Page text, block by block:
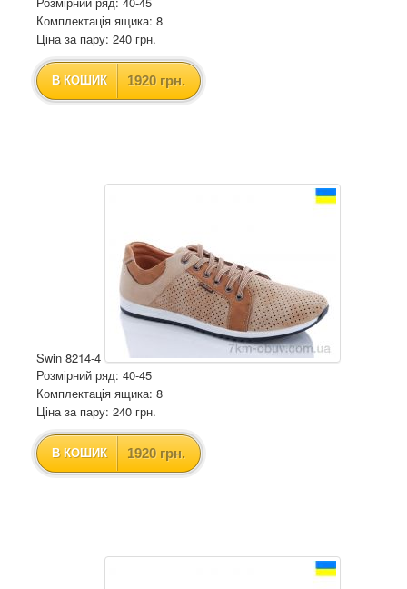
Комплектація ящика: 8
Ціна за пару: 240 грн.
В КОШИК 1920 грн.
Swin 8214-4
Розмірний ряд: 40-45
Комплектація ящика: 8
Ціна за пару: 240 грн.
В КОШИК 1920 грн.